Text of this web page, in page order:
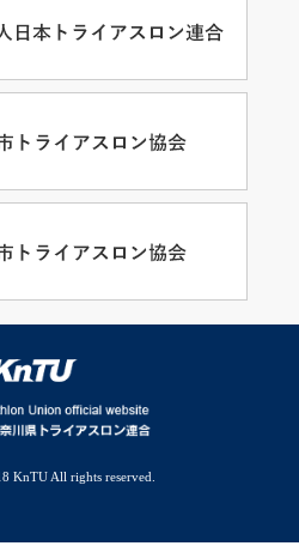
KnTU All rights reserved.